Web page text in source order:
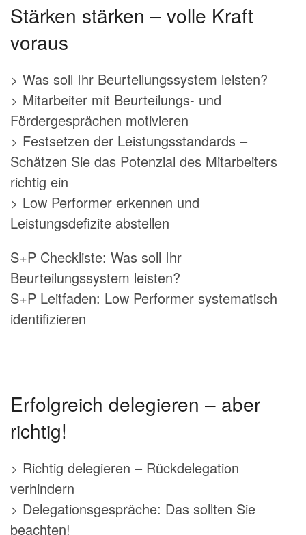
Stärken stärken – volle Kraft
voraus
> Was soll Ihr Beurteilungssystem leisten?
> Mitarbeiter mit Beurteilungs- und
Fördergesprächen motivieren
> Festsetzen der Leistungsstandards –
Schätzen Sie das Potenzial des Mitarbeiters
richtig ein
> Low Performer erkennen und
Leistungsdefizite abstellen
S+P Checkliste: Was soll Ihr
Beurteilungssystem leisten?
S+P Leitfaden: Low Performer systematisch
identifizieren
Erfolgreich delegieren – aber
richtig!
> Richtig delegieren – Rückdelegation
verhindern
> Delegationsgespräche: Das sollten Sie
beachten!